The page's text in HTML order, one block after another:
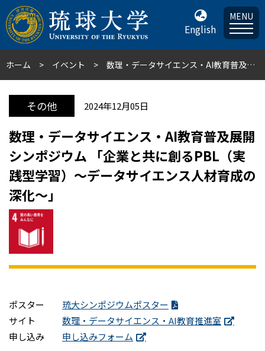
English
MENU
ホーム イベント 数理・データサイエンス・AI教育普及展開シンポジウム 「企業と共に創るPBL（実践型学習）～データサイエンス人材育成の深化～」
その他 2024年12月05日
数理・データサイエンス・AI教育普及展開
シンポジウム 「企業と共に創るPBL（実
践型学習）～データサイエンス人材育成の
深化～」
ポスター 琉大シンポジウムポスター
サイト 数理・データサイエンス・AI教育推進室
申し込み 申し込みフォーム